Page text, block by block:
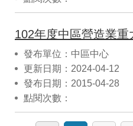
102年度中區營造業
發布單位：中區中心
更新日期：2024-04-12
發布日期：2015-04-28
點閱次數：